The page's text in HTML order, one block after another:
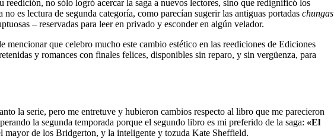
no sólo logró acercar la saga a nuevos lectores, sino que redignificó los
es lectura de segunda categoría, como parecían sugerir las antiguas portadas chungas
– reservadas para leer en privado y esconder en algún velador.
mencionar que celebro mucho este cambio estético en las reediciones de Ediciones
y romances con finales felices, disponibles sin reparo, y sin vergüenza, para
la serie, pero me entretuve y hubieron cambios respecto al libro que me parecieron
la segunda temporada porque el segundo libro es mi preferido de la saga: «El
mayor de los Bridgerton, y la inteligente y tozuda Kate Sheffield.